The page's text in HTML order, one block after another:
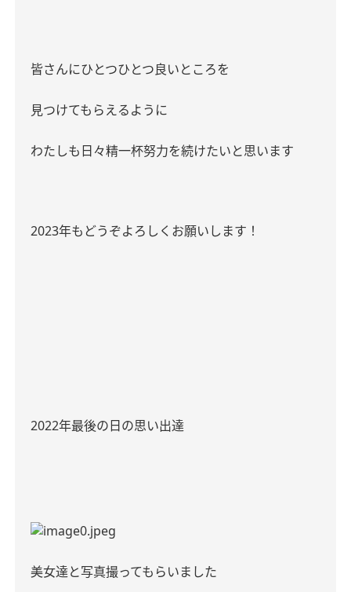
皆さんにひとつひとつ良いところを
見つけてもらえるように
わたしも日々精一杯努力を続けたいと思います
2023年もどうぞよろしくお願いします！
2022年最後の日の思い出達
美女達と写真撮ってもらいました